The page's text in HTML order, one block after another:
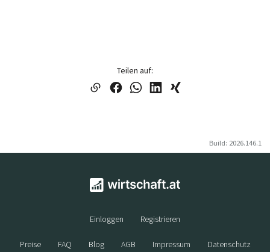
Teilen auf:
Build: 2026.146.1
Einloggen Registrieren
Preise FAQ Blog AGB Impressum Datenschutz